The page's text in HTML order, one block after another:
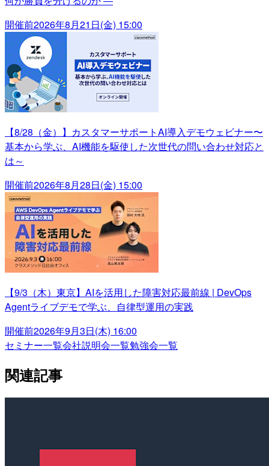
開催前2026年8月21日(金) 15:00
【8/28（金）】カスタマーサポートAI導入デモウェビナー〜
基本から学ぶ、AI機能を駆使した次世代の問い合わせ対応と
は～
開催前2026年8月28日(金) 15:00
【9/3（木）東京】AIを活用した障害対応最前線 | DevOps
Agentライブデモで学ぶ、自律型運用の実践
開催前2026年9月3日(木) 16:00
セミナー一覧会社説明会一覧勉強会一覧
関連記事